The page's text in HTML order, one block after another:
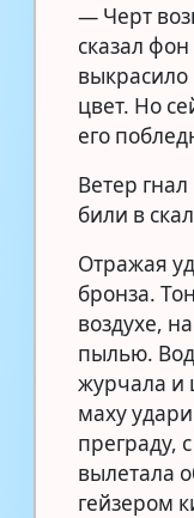
— Черт
сказал
цвет. Но
его
Ветер
били в
Отражая
бронза.
воздухе,
пылью.
журчала и
маху
преграду,
вылетала
гейзером